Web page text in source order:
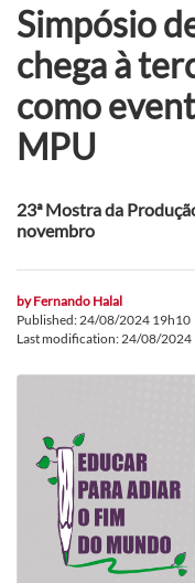
Simpósio
chega à
como
MPU
23ª Mostra da
novembro
byFernando Halal
Published: 24/08/2024 19h10
Last modification: 24/08/2024